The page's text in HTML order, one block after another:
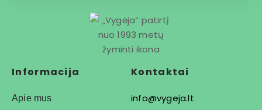
Informacija
Apie mus
Kontaktai
info@vygeja.lt